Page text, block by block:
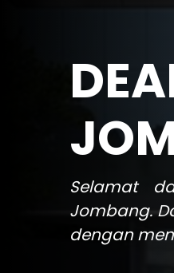
Selamat
Jombang.
dengan